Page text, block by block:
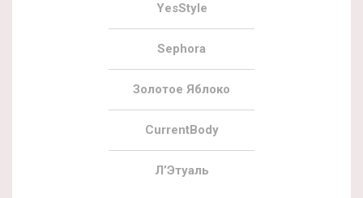
YesStyle
Sephora
Золотое Яблоко
CurrentBody
Л’Этуаль